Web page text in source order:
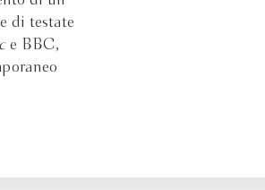
di testate
e BBC,